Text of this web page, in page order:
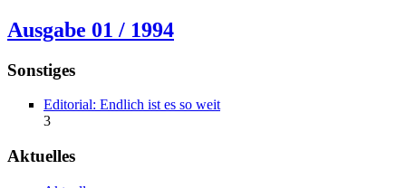
Ausgabe 01 / 1994
Sonstiges
Editorial: Endlich ist es so weit
3
Aktuelles